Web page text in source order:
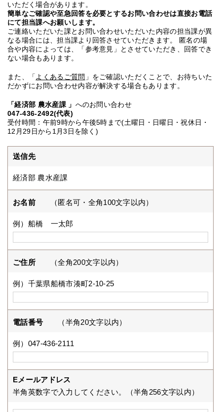
いただく場合があります。
簡単なご確認や至急回答を必要とするお問い合わせは直接お電話
にて担当課へお願いします。
ご連絡いただいた課とお問い合わせいただいた内容の担当課が異
なる場合には、担当課より回答させていただきます。 匿名の場
合や内容によっては、「参考意見」とさせていただき、回答でき
ない場合もあります。
また、「 よくあるご質問 」をご確認いただくことで、お待ちいた
だかずにお問い合わせ内容が解決する場合もあります。
「経済部 農水産課 」 へのお問い合わせ
047-436-2492(代表)
受付時間：午前9時から午後5時まで(土曜日・日曜日・祝休日・
12月29日から1月3日を除く)
送信先
経済部 農水産課
お名前 （匿名可・全角100文字以内）
例）船橋 一太郎
ご住所 （全角200文字以内）
例）千葉県船橋市湊町2-10-25
電話番号 （半角20文字以内）
例）047-436-2111
Eメールアドレス
半角英数字で入力してください。（半角256文字以内）